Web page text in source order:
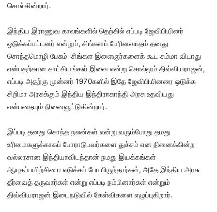
சொல்கின்றார்.
இந்திய இராணுவ காலங்களில் தெற்கில் எப்படி ஜேவிபியினர்
ஒடுக்கப்பட்டனர் என்றும், சிங்களப் பேரினவாதம் தனது
சொந்தமொழி பேசும் சிங்கள இளைஞர்களைக் கூட சும்மா விடாது
என்பதற்கான சாட்சியங்கள் இவை என்று சொல்லும் திவ்வியராஜன்,
எப்படி அதற்கு முன்னர் 1970களில் இதே ஜேவிபியினரை ஒடுக்க
சிறிமா அரசுக்கும் இந்திய இந்திராகாந்தி அரசு உதவியது
என்பதையும் நினைவூட்டுகின்றார்.
இப்படி தனது சொந்த நலன்கள் என்று வரும்போது தமது
உரிமைகளுக்காகப் போராடுபவர்களை துச்சம் என நினைக்கின்ற
வல்லரசான இந்தியாவிடந்தான் நமது இயக்கங்கள்
ஆயுதப்பயிற்சியை எடுக்கப் போயிருந்தார்கள், அதே இந்திய அரசு
தீர்வைத் தருவார்கள் என்று எப்படி நம்பினார்கள் என்றும்
திவ்வியராஜன் இடைநடுவில் கேள்விகளை எழுப்புகிறார்.